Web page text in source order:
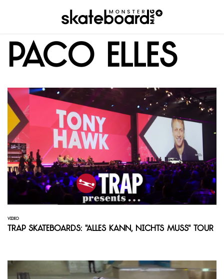
Paco Elles
VIDEO
TRAP Skateboards: "Alles Kann, Nichts Muss" Tour